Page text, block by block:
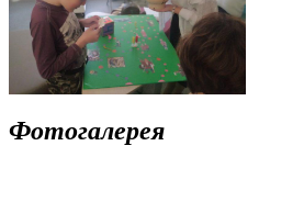
Фотогалерея